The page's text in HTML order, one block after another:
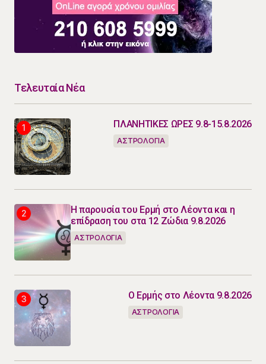
Τελευταία Νέα
ΠΛΑΝΗΤΙΚΕΣ ΩΡΕΣ 9.8-15.8.2026
ΑΣΤΡΟΛΟΓΙΑ
Η παρουσία του Ερμή στο Λέοντα και η
επίδραση του στα 12 Ζώδια 9.8.2026
ΑΣΤΡΟΛΟΓΙΑ
Ο Ερμής στο Λέοντα 9.8.2026
ΑΣΤΡΟΛΟΓΙΑ